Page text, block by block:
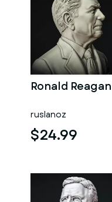
Ronald Reagan
ruslanoz
$24.99